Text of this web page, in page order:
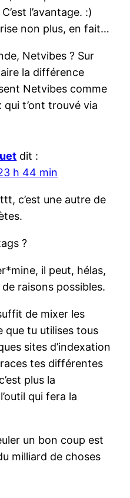
l’avantage. :)
non plus, en fait…
Netvibes ? Sur
la différence
Netvibes comme
t’ont trouvé via
dit :
h 44 min
c’est une autre de
?
il peut, hélas,
raisons possibles.
de mixer les
que tu utilises tous
sites d’indexation
tes différentes
plus la
qui fera la
un bon coup est
milliard de choses